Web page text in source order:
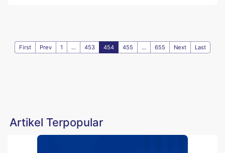
First Prev 1 ... 453 454 455 ... 655 Next Last
Artikel Terpopular